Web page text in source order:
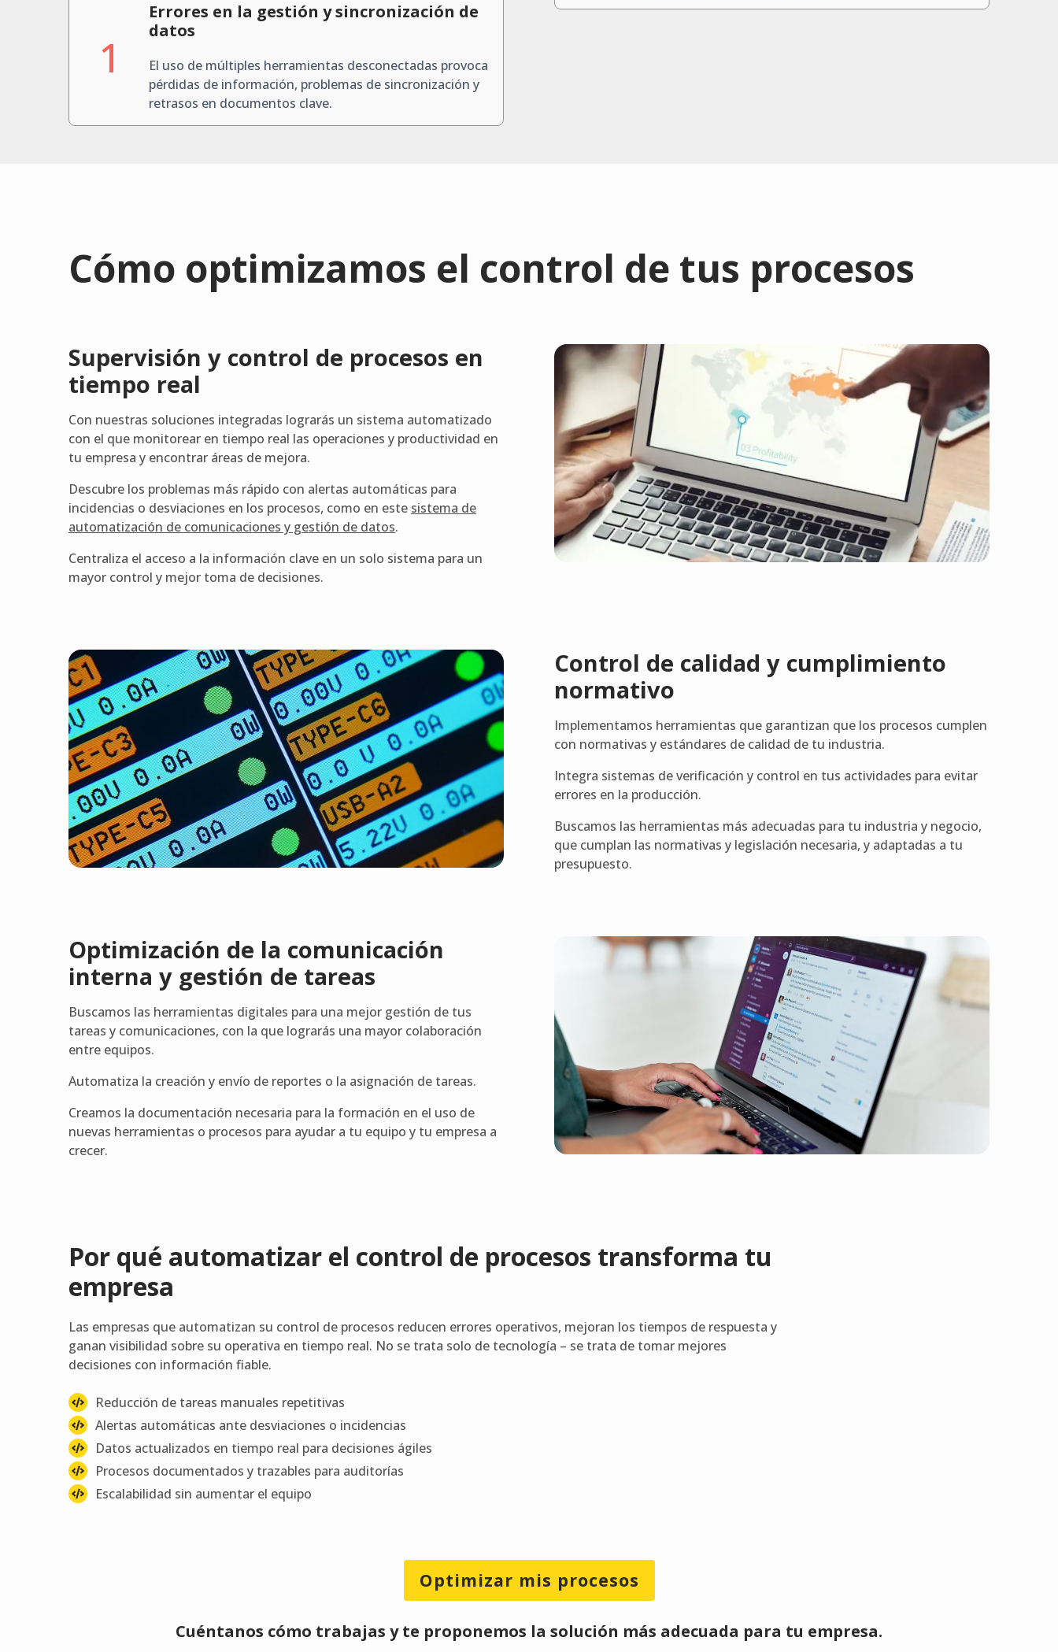
1
Errores en la gestión y sincronización de
datos
El uso de múltiples herramientas desconectadas provoca
pérdidas de información, problemas de sincronización y
retrasos en documentos clave.
Cómo optimizamos el control de tus procesos
Supervisión y control de procesos en
tiempo real
Con nuestras soluciones integradas lograrás un sistema automatizado
con el que monitorear en tiempo real las operaciones y productividad en
tu empresa y encontrar áreas de mejora.
Descubre los problemas más rápido con alertas automáticas para
incidencias o desviaciones en los procesos, como en este sistema de
automatización de comunicaciones y gestión de datos.
Centraliza el acceso a la información clave en un solo sistema para un
mayor control y mejor toma de decisiones.
Control de calidad y cumplimiento
normativo
Implementamos herramientas que garantizan que los procesos cumplen
con normativas y estándares de calidad de tu industria.
Integra sistemas de verificación y control en tus actividades para evitar
errores en la producción.
Buscamos las herramientas más adecuadas para tu industria y negocio,
que cumplan las normativas y legislación necesaria, y adaptadas a tu
presupuesto.
Optimización de la comunicación
interna y gestión de tareas
Buscamos las herramientas digitales para una mejor gestión de tus
tareas y comunicaciones, con la que lograrás una mayor colaboración
entre equipos.
Automatiza la creación y envío de reportes o la asignación de tareas.
Creamos la documentación necesaria para la formación en el uso de
nuevas herramientas o procesos para ayudar a tu equipo y tu empresa a
crecer.
Por qué automatizar el control de procesos transforma tu
empresa
Las empresas que automatizan su control de procesos reducen errores operativos, mejoran los tiempos de respuesta y
ganan visibilidad sobre su operativa en tiempo real. No se trata solo de tecnología – se trata de tomar mejores
decisiones con información fiable.
Reducción de tareas manuales repetitivas
Alertas automáticas ante desviaciones o incidencias
Datos actualizados en tiempo real para decisiones ágiles
Procesos documentados y trazables para auditorías
Escalabilidad sin aumentar el equipo
Optimizar mis procesos
Cuéntanos cómo trabajas y te proponemos la solución más adecuada para tu empresa.